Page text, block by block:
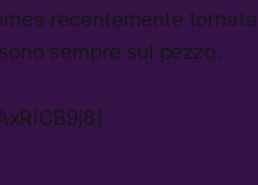
recentemente
sempre sul pezzo.